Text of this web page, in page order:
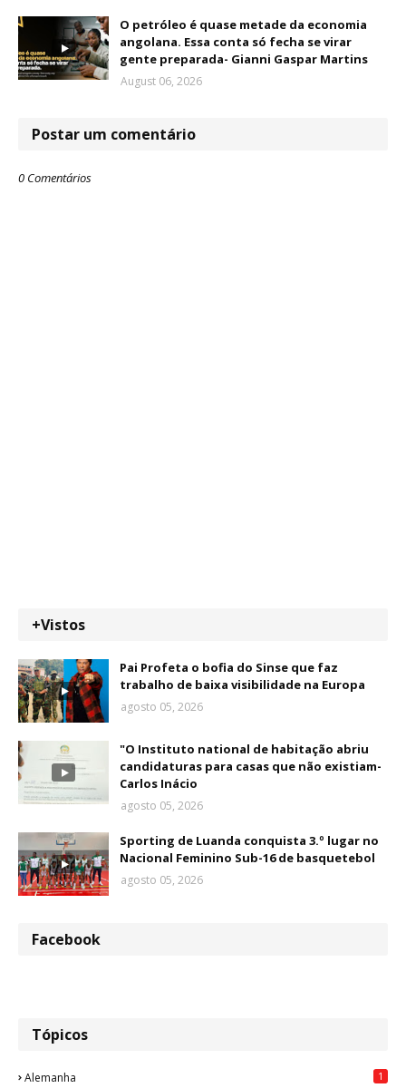
O petróleo é quase metade da economia
angolana. Essa conta só fecha se virar
gente preparada- Gianni Gaspar Martins
August 06, 2026
Postar um comentário
0 Comentários
+Vistos
Pai Profeta o bofia do Sinse que faz
trabalho de baixa visibilidade na Europa
agosto 05, 2026
"O Instituto national de habitação abriu
candidaturas para casas que não existiam-
Carlos Inácio
agosto 05, 2026
Sporting de Luanda conquista 3.º lugar no
Nacional Feminino Sub-16 de basquetebol
agosto 05, 2026
Facebook
Tópicos
Alemanha 1